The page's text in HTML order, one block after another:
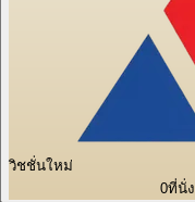
วิชชั่นใหม่
0ที่นั่ง